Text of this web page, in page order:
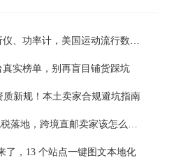
功率计，美国运动流行数据化消费
实榜单，别再盲目铺货踩坑
质新规！本土卖家合规避坑指南
地，跨境直邮卖家该怎么应对
了，13 个站点一键图文本地化